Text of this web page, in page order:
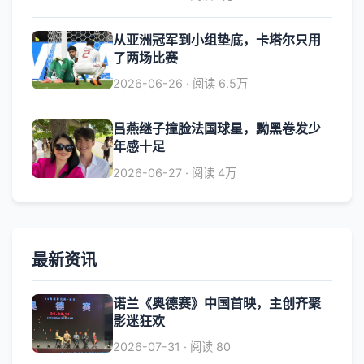
从亚洲冠军到小组垫底，卡塔尔只用
了两场比赛
2026-06-26 · 阅读 6.5万
吕燕继子撞脸法国球星，黝黑卷发少
年感十足
2026-06-27 · 阅读 4万
最新资讯
诺兰《奥德赛》中国首映，主创齐聚
影迷狂欢
2026-07-31 · 阅读 80